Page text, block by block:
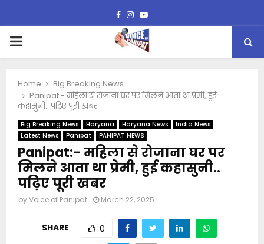
Facebook
Instagram
Youtube
PRIMARY
Home
Big Breaking News
Panipat:- महिला से रोजाना घर पर मिलने आता था प्रेमी, हुई
कहासुनी.. पढ़िए पूरी खबर
Big Breaking News Haryana Haryana News
India News
Latest News
Panipat PANIPAT NEWS
Panipat:- महिला से रोजाना घर पर
मिलने आता था प्रेमी, हुई कहासुनी..
पढ़िए पूरी खबर
byVoice of Panipat March 22, 2025
SHARE 0